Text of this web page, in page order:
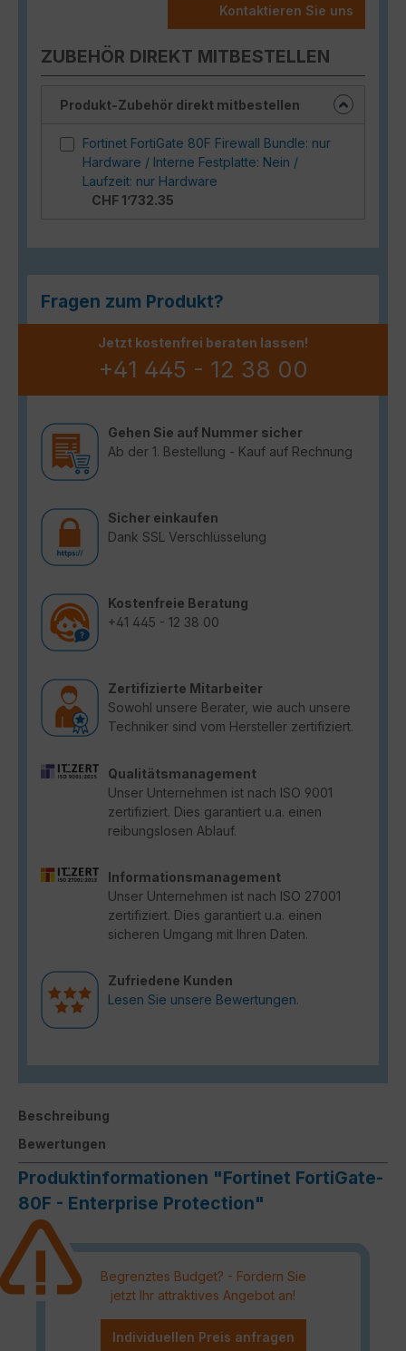
Kontaktieren Sie uns
ZUBEHÖR DIREKT MITBESTELLEN
Produkt-Zubehör direkt mitbestellen
Fortinet FortiGate 80F Firewall Bundle: nur
Hardware / Interne Festplatte: Nein /
Laufzeit: nur Hardware
CHF 1’732.35
Fragen zum Produkt?
Jetzt kostenfrei beraten lassen!
+41 445 - 12 38 00
Gehen Sie auf Nummer sicher
Ab der 1. Bestellung - Kauf auf Rechnung
Sicher einkaufen
Dank SSL Verschlüsselung
Kostenfreie Beratung
+41 445 - 12 38 00
Zertifizierte Mitarbeiter
Sowohl unsere Berater, wie auch unsere
Techniker sind vom Hersteller zertifiziert.
Qualitätsmanagement
Unser Unternehmen ist nach ISO 9001
zertifiziert. Dies garantiert u.a. einen
reibungslosen Ablauf.
Informationsmanagement
Unser Unternehmen ist nach ISO 27001
zertifiziert. Dies garantiert u.a. einen
sicheren Umgang mit Ihren Daten.
Zufriedene Kunden
Lesen Sie unsere Bewertungen.
Beschreibung
Bewertungen
Produktinformationen "Fortinet FortiGate-
80F - Enterprise Protection"
Begrenztes Budget? - Fordern Sie
jetzt Ihr attraktives Angebot an!
Individuellen Preis anfragen